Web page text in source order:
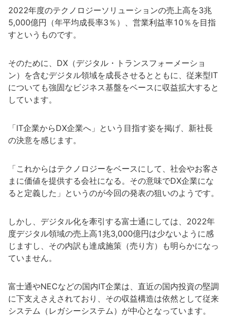
2022年度のテクノロジーソリューションの売上高を3兆
5,000億円（年平均成長率3％）、営業利益率10％を目指
すというものです。
そのために、DX（デジタル・トランスフォーメーショ
ン）を含むデジタル領域を成長させるとともに、従来型IT
についても強固なビジネス基盤をベースに収益拡大すると
しています。
「IT企業からDX企業へ」という目指す姿を掲げ、新社長
の決意を感じます。
「これからはテクノロジーをベースにして、社会やお客さ
まに価値を提供する会社になる。その意味でDX企業にな
ると定義した」というのが今回の発表の狙いのようです。
しかし、デジタル化を牽引する富士通にしては、2022年
度デジタル領域の売上高1兆3,000億円は少ないように感
じますし、その内訳も達成施策（売り方）も明らかになっ
ていません。
富士通やNECなどの国内IT企業は、直近の国内投資の堅調
に下支えさえされており、その収益構造は依然として従来
システム（レガシーシステム）が中心となっています。